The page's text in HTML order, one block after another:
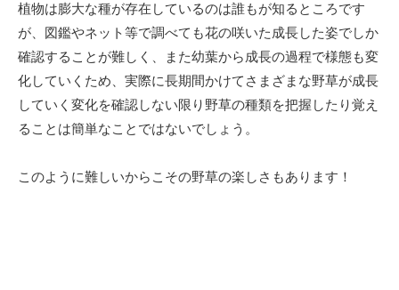
植物は膨大な種が存在しているのは誰もが知るところです
が、図鑑やネット等で調べても花の咲いた成長した姿でしか
確認することが難しく、また幼葉から成長の過程で様態も変
化していくため、実際に長期間かけてさまざまな野草が成長
していく変化を確認しない限り野草の種類を把握したり覚え
ることは簡単なことではないでしょう。
このように難しいからこその野草の楽しさもあります！